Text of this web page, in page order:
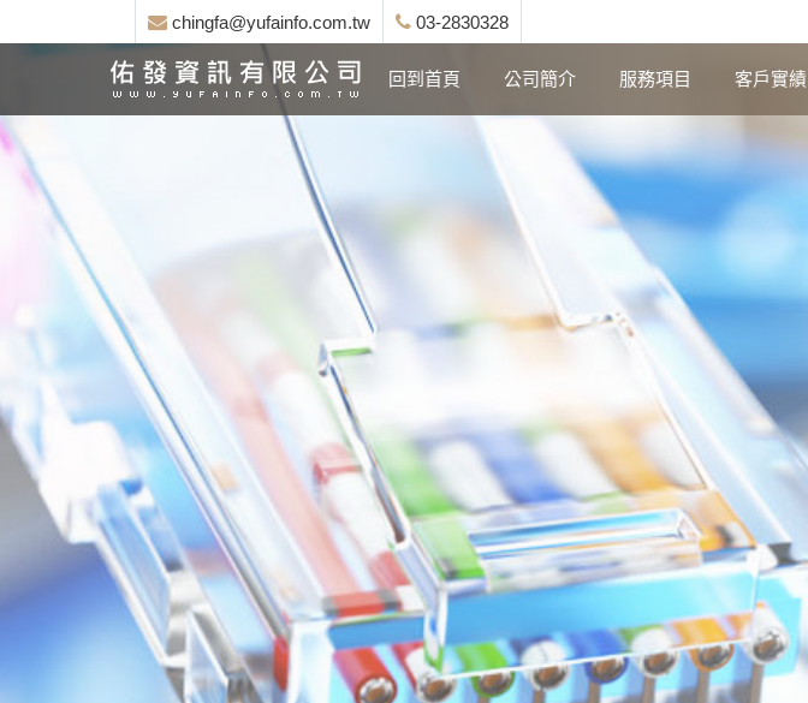
chingfa@yufainfo.com.tw 03-2830328
回到首頁 公司簡介 服務項目 客戶實績